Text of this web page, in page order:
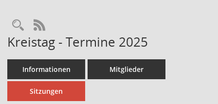
Rechercheauswahl
RSS-Feed
Kreistag - Termine 2025
Informationen Mitglieder
Sitzungen